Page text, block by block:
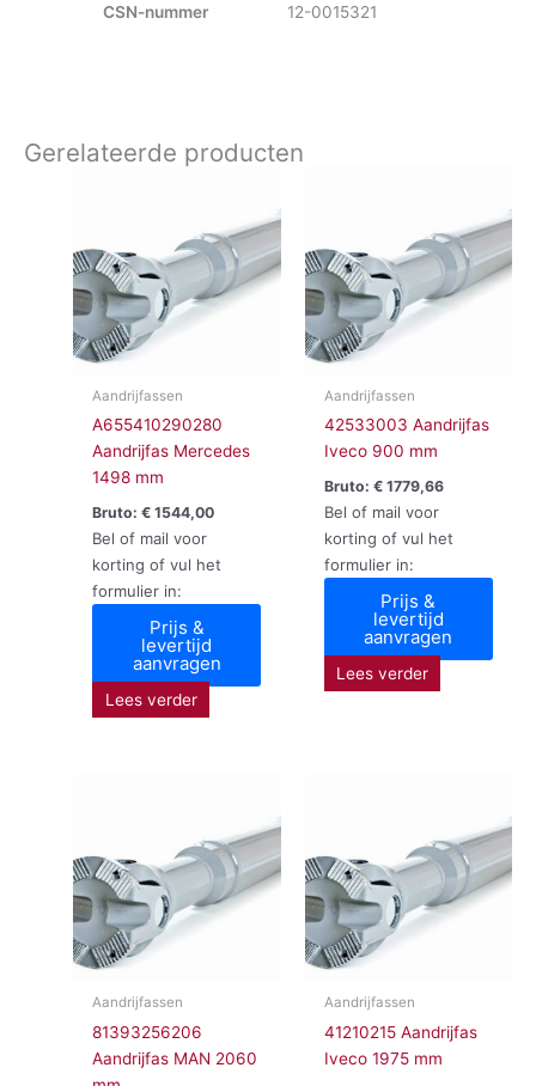
CSN-nummer 12-0015321
Gerelateerde producten
Aandrijfassen
A655410290280
Aandrijfas Mercedes
1498 mm
Bruto:€ 1544,00
Bel of mail voor
korting of vul het
formulier in:
Prijs &
levertijd
aanvragen
Lees verder
Aandrijfassen
42533003 Aandrijfas
Iveco 900 mm
Bruto: €1779,66
Bel of mail voor
korting of vul het
formulier in:
Prijs &
levertijd
aanvragen
Lees verder
Aandrijfassen
81393256206
Aandrijfas MAN 2060
Aandrijfassen
41210215 Aandrijfas
Iveco 1975 mm